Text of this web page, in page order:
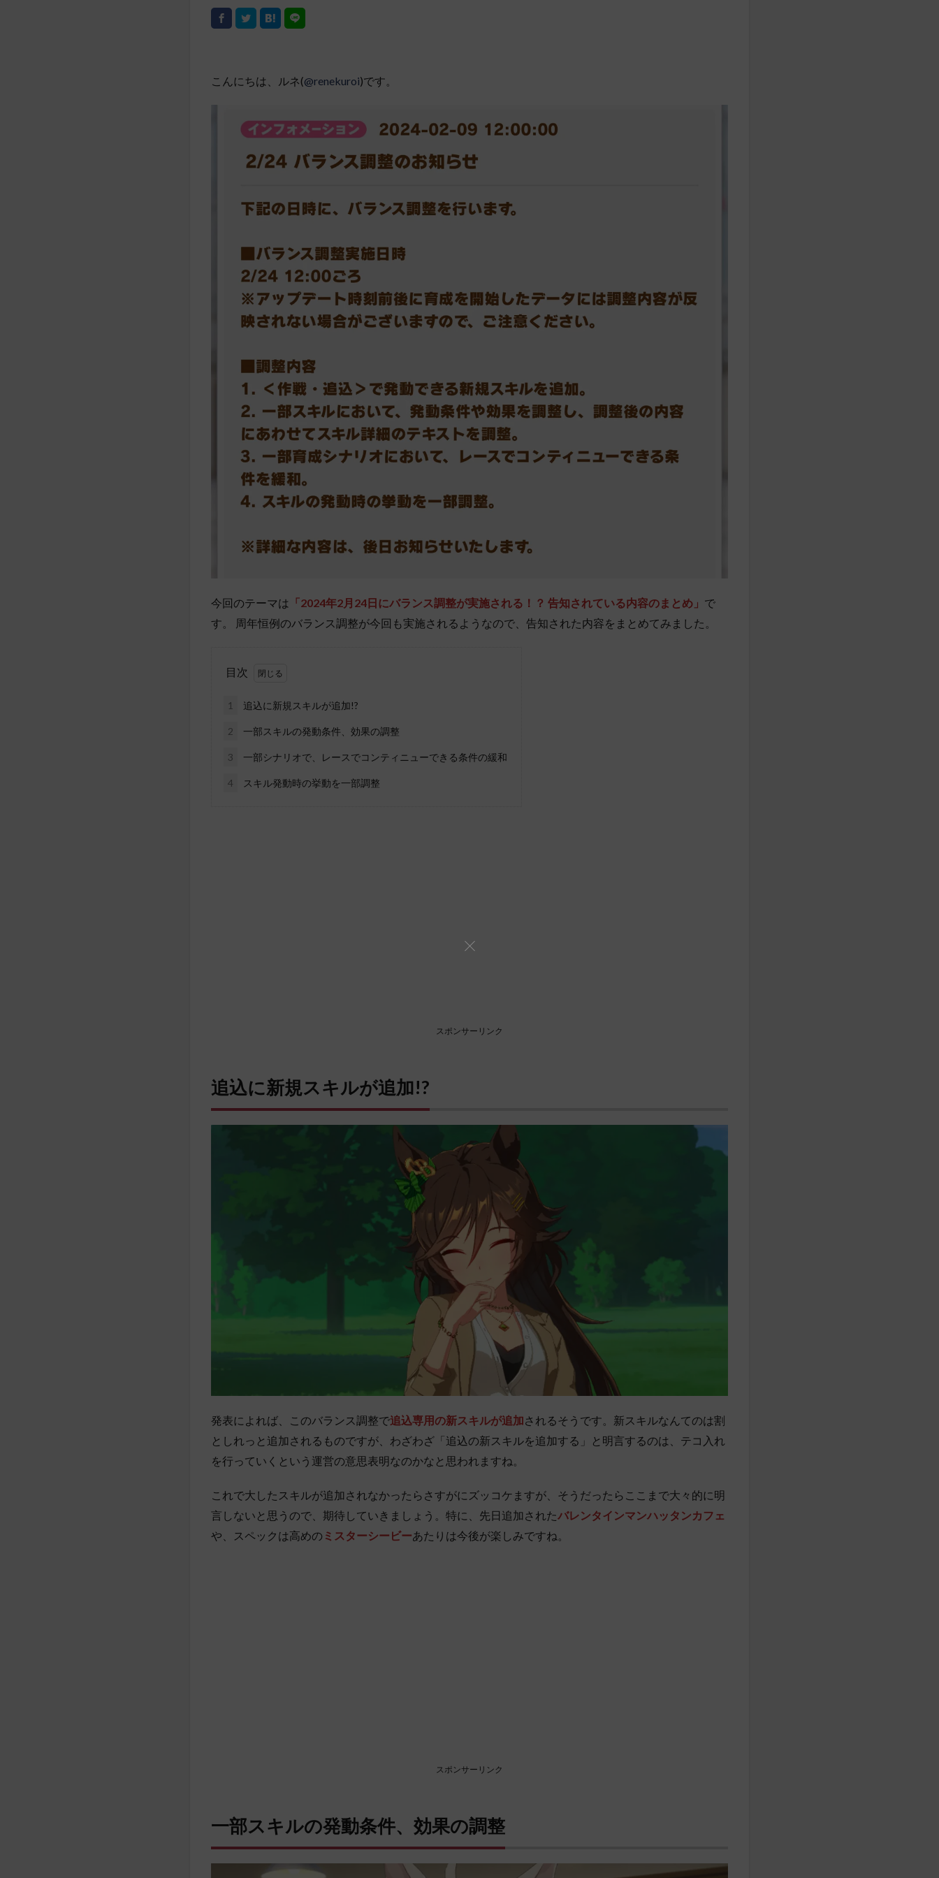
こんにちは、ルネ(@renekuroi)です。
今回のテーマは 「2024年2月24日にバランス調整が実施される！？ 告知されている内容のまとめ」 で
す。 周年恒例のバランス調整が今回も実施されるようなので、告知された内容をまとめてみました。
目次
1 追込に新規スキルが追加!?
2 一部スキルの発動条件、効果の調整
3 一部シナリオで、レースでコンティニューできる条件の緩和
4 スキル発動時の挙動を一部調整
スポンサーリンク
追込に新規スキルが追加!?
発表によれば、このバランス調整で追込専用の新スキルが追加されるそうです。新スキルなんてのは割
としれっと追加されるものですが、わざわざ「追込の新スキルを追加する」と明言するのは、テコ入れ
を行っていくという運営の意思表明なのかなと思われますね。
これで大したスキルが追加されなかったらさすがにズッコケますが、そうだったらここまで大々的に明
言しないと思うので、期待していきましょう。特に、先日追加されたバレンタインマンハッタンカフェ
や、スペックは高めの ミスターシービーあたりは今後が楽しみですね。
スポンサーリンク
一部スキルの発動条件、効果の調整